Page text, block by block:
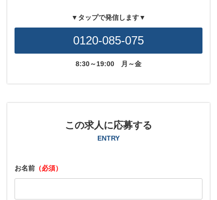
▼タップで発信します▼
0120-085-075
8:30～19:00 月～金
この求人に応募する
ENTRY
お名前 （必須）